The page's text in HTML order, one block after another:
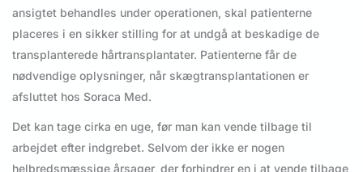
ansigtet behandles under operationen, skal patienterne
placeres i en sikker stilling for at undgå at beskadige de
transplanterede hårtransplantater. Patienterne får de
nødvendige oplysninger, når skægtransplantationen er
afsluttet hos Soraca Med.
Det kan tage cirka en uge, før man kan vende tilbage til
arbejdet efter indgrebet. Selvom der ikke er nogen
helbredsmæssige årsager, der forhindrer en i at vende tilbage